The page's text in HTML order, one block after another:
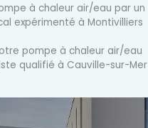
à chaleur air/eau par un
expérimenté à Montivilliers
pompe à chaleur air/eau
qualifié à Cauville-sur-Mer